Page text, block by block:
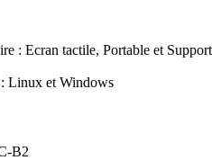
: Ecran tactile, Portable et Support
Linux et Windows
B2